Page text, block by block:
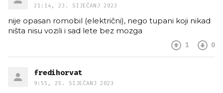
21:14, 23. SIJEČANJ 2023
nije opasan romobil (električni), nego tupani koji nikad
ništa nisu vozili i sad lete bez mozga
1 0
fredihorvat
9:55, 25. SIJEČANJ 2023